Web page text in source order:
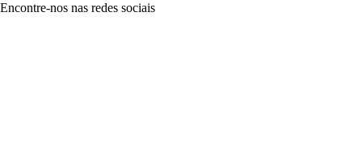
Encontre-nos nas redes sociais